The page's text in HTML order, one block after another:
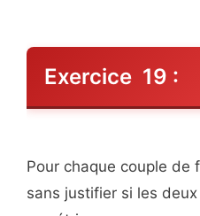
Exercice 19 :
Pour chaque couple de
sans justifier si les